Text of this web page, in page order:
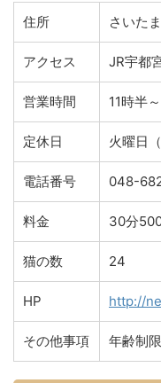
住所 さいた
アクセス JR宇都
営業時間 11時半
定休日 火曜日
電話番号 048-
料金 30分
猫の数 24
HP http://
その他事項 年齢制